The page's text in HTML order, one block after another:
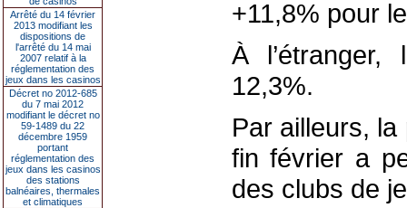
Arrêté du 14 février
2013 modifiant les
dispositions de
l'arrêté du 14 mai
2007 relatif à la
réglementation des
jeux dans les casinos
Décret no 2012-685
du 7 mai 2012
modifiant le décret no
59-1489 du 22
décembre 1959
portant
réglementation des
jeux dans les casinos
des stations
balnéaires, thermales
et climatiques
+11,8% pour
À
12,3%.
Par ailleurs,
fin février a
des clubs de